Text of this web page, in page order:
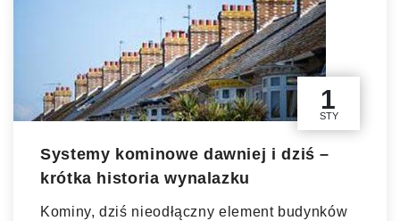
1
STY
Systemy kominowe dawniej i dziś –
krótka historia wynalazku
Kominy, dziś nieodłączny element budynków